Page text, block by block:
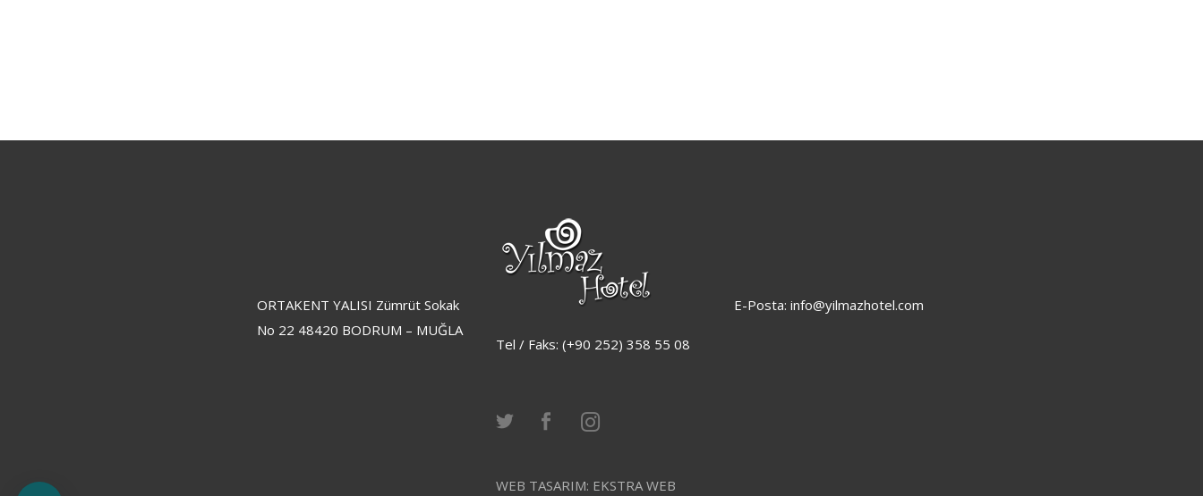
ORTAKENT YALISI Zümrüt Sokak
No 22 48420 BODRUM – MUĞLA
Tel / Faks: (+90 252) 358 55 08
WEB TASARIM: EKSTRA WEB
E-Posta: info@yilmazhotel.com